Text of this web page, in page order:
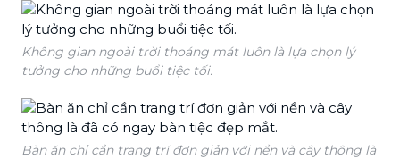
Không gian ngoài trời thoáng mát luôn là lựa chọn lý
tưởng cho những buổi tiệc tối.
Bàn ăn chỉ cần trang trí đơn giản với nền và cây thông là